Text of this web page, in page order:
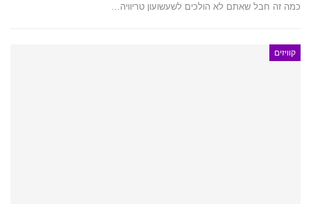
כמה זה חבל שאתם לא הולכים לשעשועון טריוויה…
קוויזים